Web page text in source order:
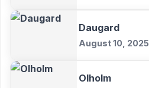
Daugard
August 10, 2025
Olholm